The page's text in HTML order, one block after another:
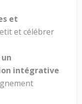
et
et célébrer
intégrative